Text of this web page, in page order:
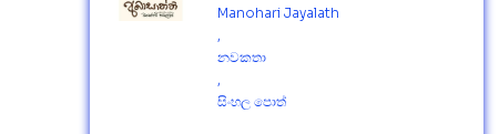
Manohari Jayalath
,
නවකතා
,
සිංහල පොත්